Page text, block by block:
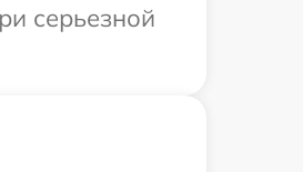
серьезной